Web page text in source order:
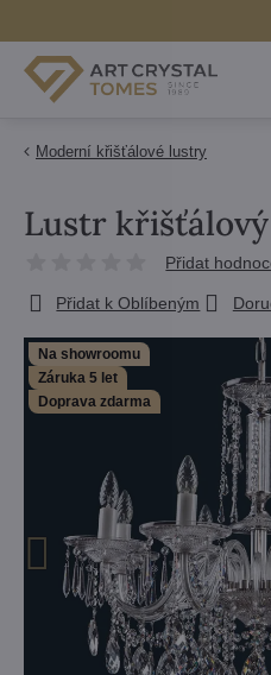
Moderní křišťálové lustry
Na showroomu
Záruka 5 let
Doprava zdarma
Lustr křišťálový
Přidat
Přidat k Oblíbeným